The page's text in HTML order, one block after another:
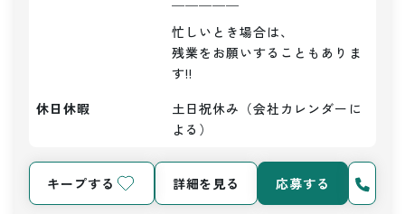
￣￣￣￣￣
忙しいとき場合は、
残業をお願いすることもありま
す!!
休日休暇
土日祝休み（会社カレンダーに
よる）
キープする 詳細を見る 応募する